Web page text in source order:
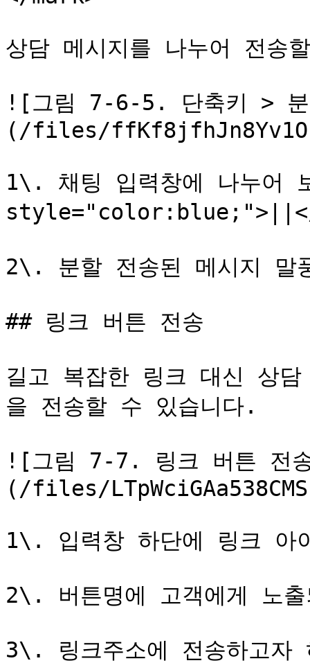
상담 메시지를 나누어 전송
![그림 7-6-5. 단축키 >
(/files/
1\. 채팅 입력창에 나누어
style="color:blue;">||</
2\. 분할 전송된 메시지 말
## 링크 버튼 전송
길고 복잡한 링크 대신 상
을 전송할 수 있습니다.
![그림 7-7. 링크 버튼 전
(/files/
1\. 입력창 하단에 링크 아
2\. 버튼명에 고객에게 노
3\. 링크주소에 전송하고자